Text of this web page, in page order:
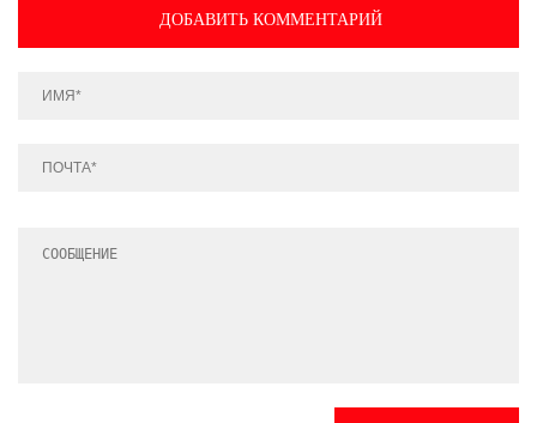
ДОБАВИТЬ КОММЕНТАРИЙ